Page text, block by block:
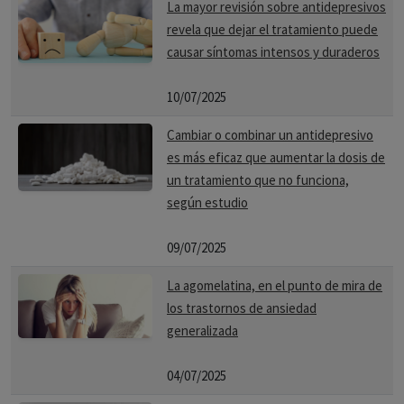
La mayor revisión sobre antidepresivos
revela que dejar el tratamiento puede
causar síntomas intensos y duraderos
10/07/2025
Cambiar o combinar un antidepresivo
es más eficaz que aumentar la dosis de
un tratamiento que no funciona,
según estudio
09/07/2025
La agomelatina, en el punto de mira de
los trastornos de ansiedad
generalizada
04/07/2025